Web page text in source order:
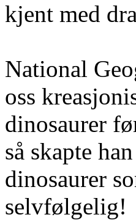
kjent med
National
oss
dinosaurer
så skapte
dinosaurer
selvfølgelig!